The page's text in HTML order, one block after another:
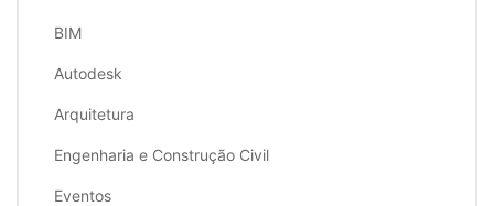
BIM
Autodesk
Arquitetura
Engenharia e Construção Civil
Eventos